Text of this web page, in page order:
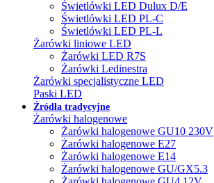
Świetlówki LED Dulux D/E
Świetlówki LED PL-C
Świetlówki LED PL-L
Żarówki liniowe LED
Żarówki LED R7S
Żarówki Ledinestra
Żarówki specjalistyczne LED
Paski LED
Źródła tradycyjne
Żarówki halogenowe
Żarówki halogenowe GU10 230V
Żarówki halogenowe E27
Żarówki halogenowe E14
Żarówki halogenowe GU/GX5.3